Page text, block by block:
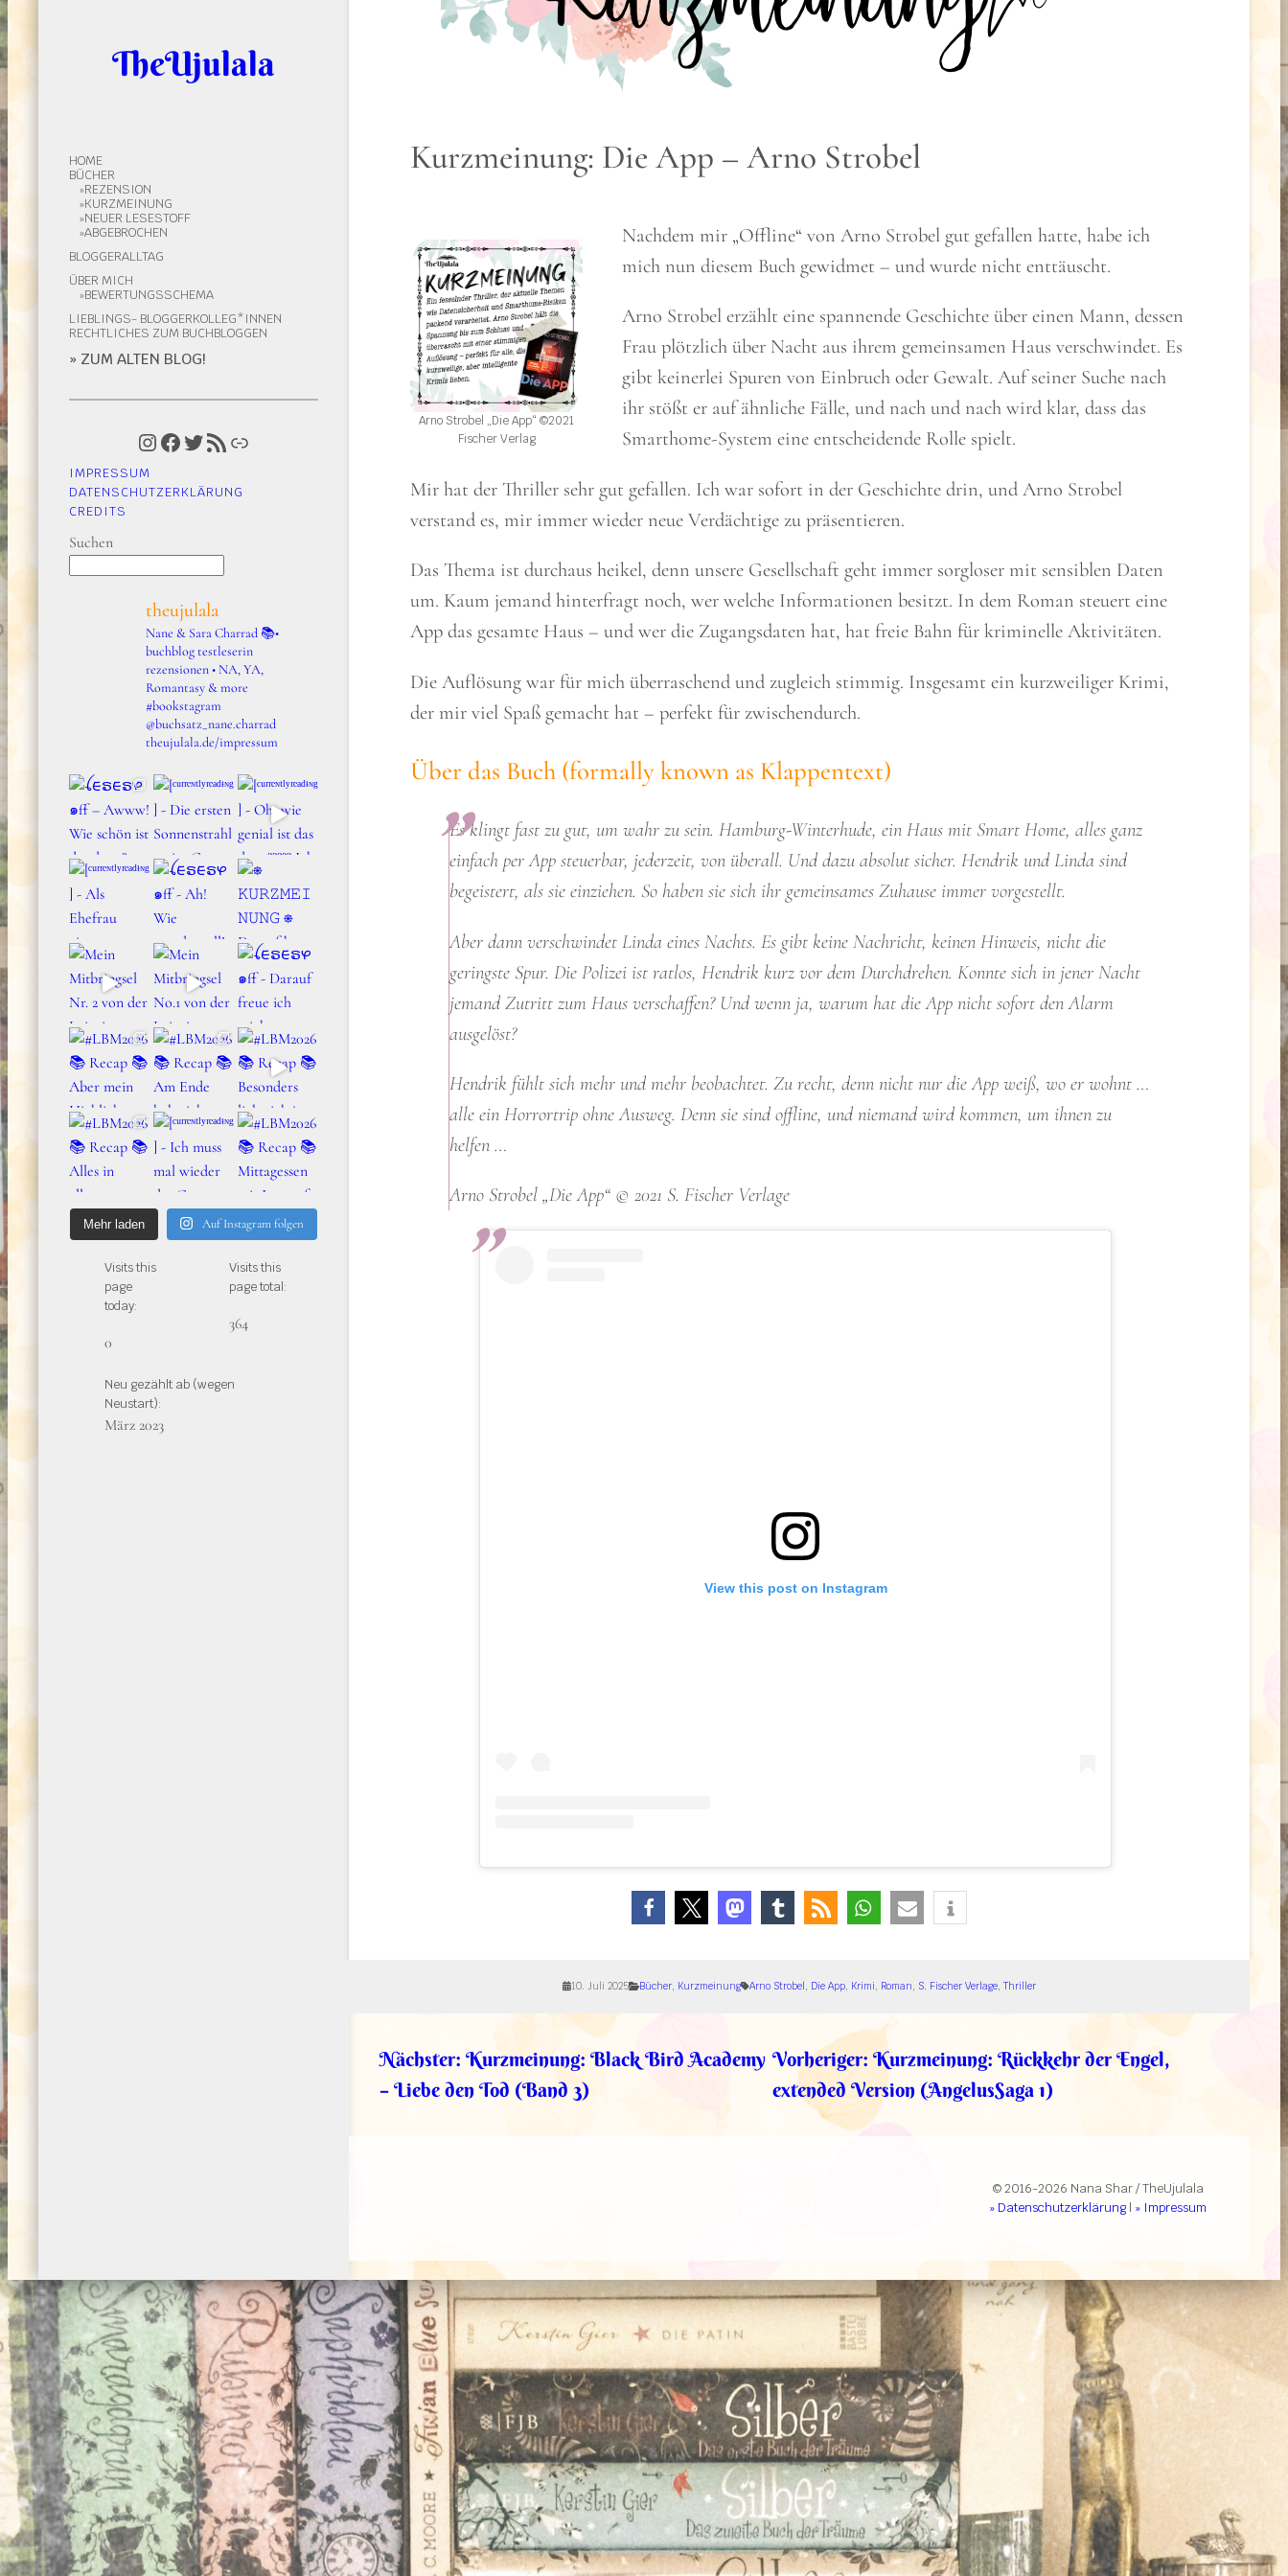
TheUjulala
HOME
BÜCHER
REZENSION
KURZMEINUNG
NEUER LESESTOFF
ABGEBROCHEN
BLOGGERALLTAG
ÜBER MICH
BEWERTUNGSSCHEMA
LIEBLINGS- BLOGGERKOLLEG*INNEN
RECHTLICHES ZUM BUCHBLOGGEN
» ZUM ALTEN BLOG!
Instagram Facebook Twitter RSS-Feed Link
IMPRESSUM
DATENSCHUTZERKLÄRUNG
CREDITS
Suchen
theujulala
Nane & Sara Charrad 📚•
buchblog testleserin
rezensionen • NA, YA,
Romantasy & more
#bookstagram
@buchsatz_nane.charrad
theujulala.de/impressum
Mehr laden Auf Instagram folgen
Visits this
page
today:
0
Visits this
page total:
364
Neu gezählt ab (wegen
Neustart):
März 2023
Kurzmeinung: Die App – Arno Strobel
Arno Strobel „Die App“ ©2021
Fischer Verlag
Nachdem mir „Offline“ von Arno Strobel gut gefallen hatte, habe ich
mich nun diesem Buch gewidmet – und wurde nicht enttäuscht.
Arno Strobel erzählt eine spannende Geschichte über einen Mann, dessen
Frau plötzlich über Nacht aus ihrem gemeinsamen Haus verschwindet. Es
gibt keinerlei Spuren von Einbruch oder Gewalt. Auf seiner Suche nach
ihr stößt er auf ähnliche Fälle, und nach und nach wird klar, dass das
Smarthome-System eine entscheidende Rolle spielt.
Mir hat der Thriller sehr gut gefallen. Ich war sofort in der Geschichte drin, und Arno Strobel
verstand es, mir immer wieder neue Verdächtige zu präsentieren.
Das Thema ist durchaus heikel, denn unsere Gesellschaft geht immer sorgloser mit sensiblen Daten
um. Kaum jemand hinterfragt noch, wer welche Informationen besitzt. In dem Roman steuert eine
App das gesamte Haus – und wer die Zugangsdaten hat, hat freie Bahn für kriminelle Aktivitäten.
Die Auflösung war für mich überraschend und zugleich stimmig. Insgesamt ein kurzweiliger Krimi,
der mir viel Spaß gemacht hat – perfekt für zwischendurch.
Über das Buch (formally known as Klappentext)
Es klingt fast zu gut, um wahr zu sein. Hamburg-Winterhude, ein Haus mit Smart Home, alles ganz
einfach per App steuerbar, jederzeit, von überall. Und dazu absolut sicher. Hendrik und Linda sind
begeistert, als sie einziehen. So haben sie sich ihr gemeinsames Zuhause immer vorgestellt.
Aber dann verschwindet Linda eines Nachts. Es gibt keine Nachricht, keinen Hinweis, nicht die
geringste Spur. Die Polizei ist ratlos, Hendrik kurz vor dem Durchdrehen. Konnte sich in jener Nacht
jemand Zutritt zum Haus verschaffen? Und wenn ja, warum hat die App nicht sofort den Alarm
ausgelöst?
Hendrik fühlt sich mehr und mehr beobachtet. Zu recht, denn nicht nur die App weiß, wo er wohnt …
alle ein Horrortrip ohne Ausweg. Denn sie sind offline, und niemand wird kommen, um ihnen zu
helfen …
Arno Strobel „Die App“ © 2021 S. Fischer Verlage
View this post on Instagram
10. Juli 2025 Bücher, Kurzmeinung Arno Strobel , Die App, Krimi, Roman, S. Fischer Verlage, Thriller
Nächster: Kurzmeinung: Black Bird Academy
– Liebe den Tod (Band 3)
Vorheriger: Kurzmeinung: Rückkehr der Engel,
extended Version (AngelusSaga 1)
© 2016-2026 Nana Shar / TheUjulala
» Datenschutzerklärung| » Impressum